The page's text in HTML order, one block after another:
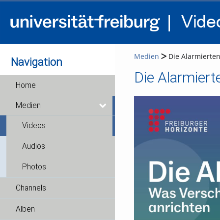
Navigation
Home
Medien
Videos
Audios
Photos
Channels
Alben
Medien Die